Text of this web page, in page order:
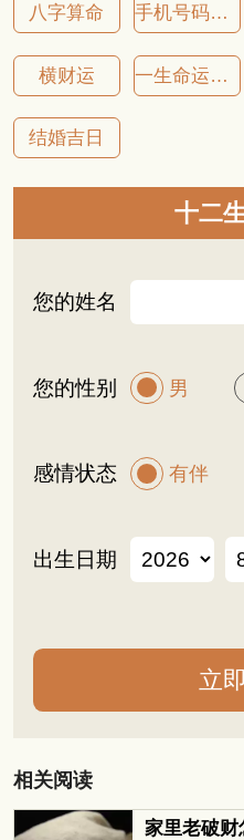
八字算命 手机号码吉凶
横财运 一生命运详批
结婚吉日
十二
您的姓名
您的性别 男
感情状态 有伴
出生日期
相关阅读
家里老破